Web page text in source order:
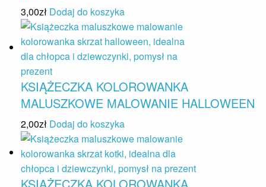
3,00zł Dodaj do koszyka
KSIĄŻECZKA KOLOROWANKA
MALUSZKOWE MALOWANIE HALLOWEEN
2,00zł Dodaj do koszyka